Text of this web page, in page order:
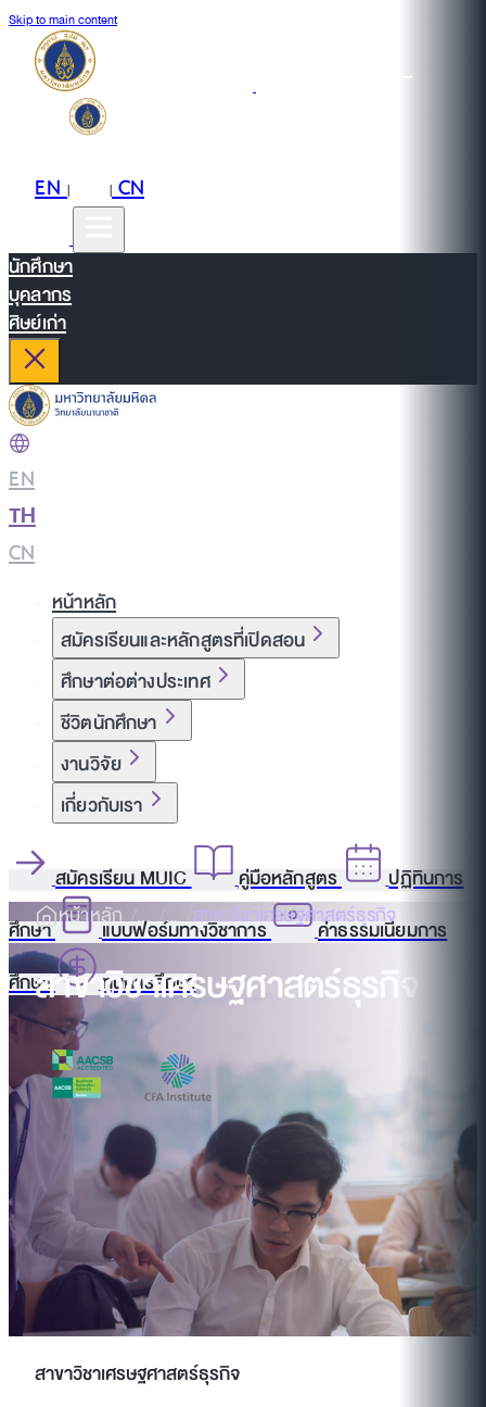
Skip to main content
EN| |CN
นักศึกษา
บุคลากร
ศิษย์เก่า
EN
TH
CN
หน้าหลัก
สมัครเรียนและหลักสูตรที่เปิดสอน
ศึกษาต่อต่างประเทศ
ชีวิตนักศึกษา
งานวิจัย
เกี่ยวกับเรา
สมัครเรียน MUIC คู่มือหลักสูตร
ปฏิทินการ
ศึกษา
แบบฟอร์มทางวิชาการ
ค่าธรรมเนียมการ
ศึกษา
ทุนการศึกษา
หน้าหลัก สาขาวิชาเศรษฐศาสตร์ธุรกิจ
สาขาวิชาเศรษฐศาสตร์ธุรกิจ
สาขาวิชาเศรษฐศาสตร์ธุรกิจ